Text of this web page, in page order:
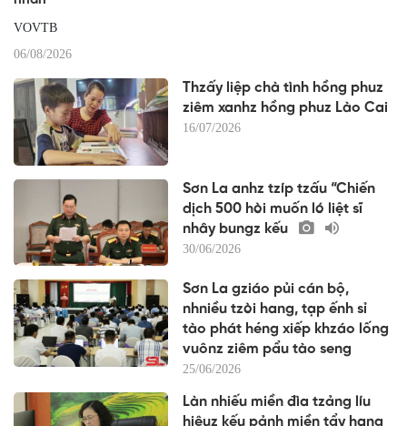
VOVTB
06/08/2026
Thzấy liệp chà tình hồng phuz
ziêm xanhz hồng phuz Lào Cai
16/07/2026
Sơn La anhz tzíp tzấu “Chiến
dịch 500 hòi muốn ló liệt sĩ
nhây bungz kếu
30/06/2026
Sơn La gziáo pủi cán bộ,
nhniều tzòi hang, tạp ếnh sỉ
tào phát héng xiếp khzáo lống
vuônz ziêm pẩu tào seng
25/06/2026
Làn nhiếu miền đìa tzảng líu
hiêuz kếu pảnh miền tẩy hang